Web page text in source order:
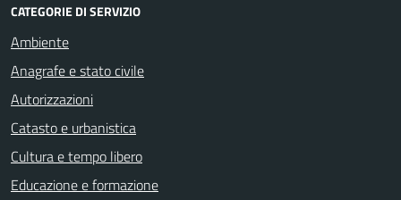
CATEGORIE DI SERVIZIO
Ambiente
Anagrafe e stato civile
Autorizzazioni
Catasto e urbanistica
Cultura e tempo libero
Educazione e formazione